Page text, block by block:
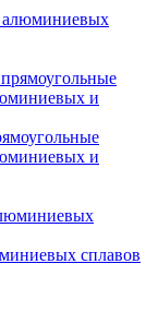
и
сплавов